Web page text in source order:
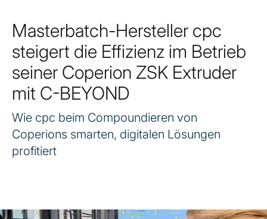
Masterbatch-Hersteller cpc
steigert die Effizienz im Betrieb
seiner Coperion ZSK Extruder
mit C-BEYOND
Wie cpc beim Compoundieren von
Coperions smarten, digitalen Lösungen
profitiert